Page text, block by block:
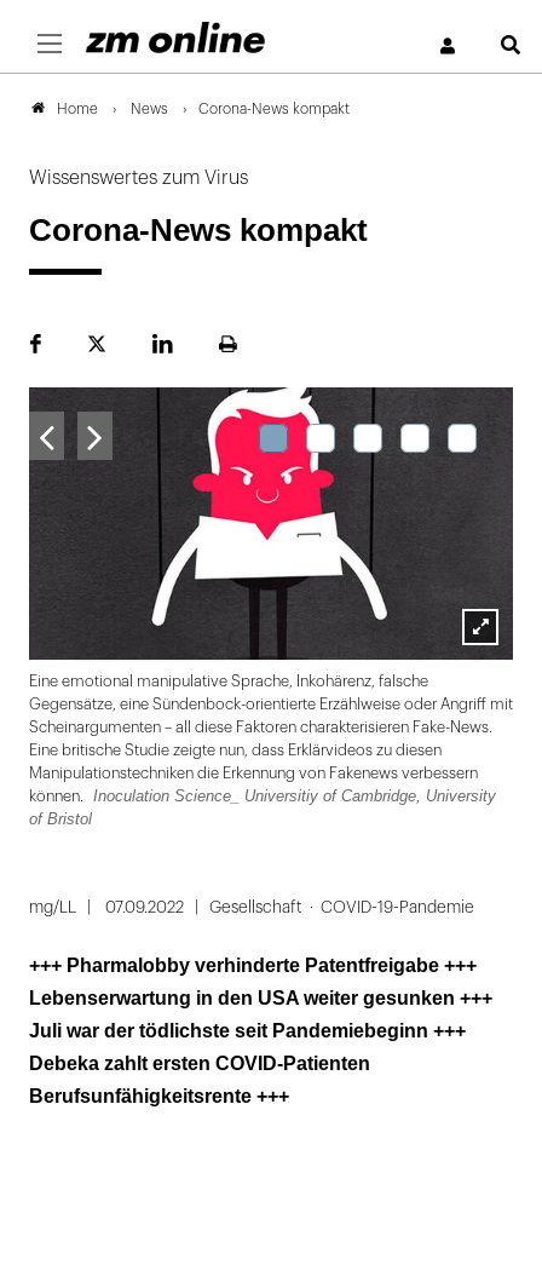
Home News Corona-News kompakt
Wissenswertes zum Virus
Corona-News kompakt
FacebookPlattformLinekdInSeite
Lightbox
Eine emotional manipulative Sprache, Inkohärenz, falsche
Gegensätze, eine Sündenbock-orientierte Erzählweise oder Angriff mit
Scheinargumenten – all diese Faktoren charakterisieren Fake-News.
Eine britische Studie zeigte nun, dass Erklärvideos zu diesen
Manipulationstechniken die Erkennung von Fakenews verbessern
können.
Inoculation Science_ Universitiy of Cambridge, University
of Bristol
1
5
mg/LL 07.09.2022 Gesellschaft COVID-19-Pandemie
+++ Pharmalobby verhinderte Patentfreigabe +++
Lebenserwartung in den USA weiter gesunken +++
Juli war der tödlichste seit Pandemiebeginn +++
Debeka zahlt ersten COVID-Patienten
Berufsunfähigkeitsrente +++